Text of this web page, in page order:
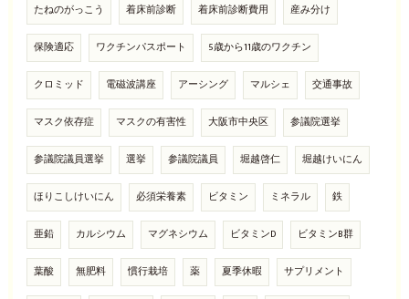
たねのがっこう 着床前診断 着床前診断費用 産み分け
保険適応 ワクチンパスポート 5歳から11歳のワクチン
クロミッド 電磁波講座 アーシング マルシェ 交通事故
マスク依存症 マスクの有害性 大阪市中央区 参議院選挙
参議院議員選挙 選挙 参議院議員 堀越啓仁 堀越けいにん
ほりこしけいにん 必須栄養素 ビタミン ミネラル 鉄
亜鉛 カルシウム マグネシウム ビタミンD ビタミンB群
葉酸 無肥料 慣行栽培 薬 夏季休暇 サプリメント